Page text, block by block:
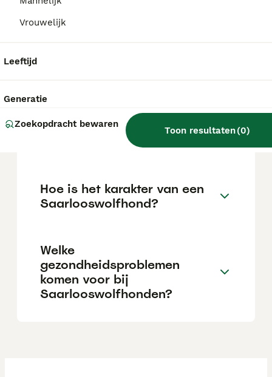
Vrouwelijk
Leeftijd
Generatie
Zoekopdracht bewaren
Toon resultaten(0)
vindt hij vreselijk.
Wat is de prijs van een
Saarlooswolfhond?
Hoe is het karakter van een
Saarlooswolfhond?
Welke
gezondheidsproblemen
komen voor bij
Saarlooswolfhonden?